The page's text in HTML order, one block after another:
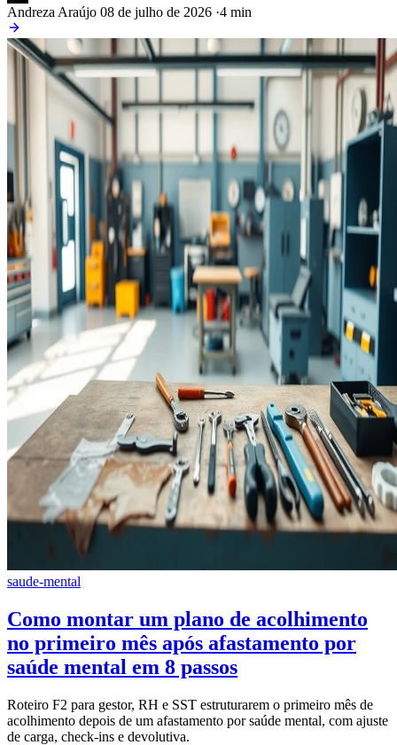
Andreza Araújo 08 de julho de 2026 ·4 min
saude-mental
Como montar um plano de acolhimento
no primeiro mês após afastamento por
saúde mental em 8 passos
Roteiro F2 para gestor, RH e SST estruturarem o primeiro mês de
acolhimento depois de um afastamento por saúde mental, com ajuste
de carga, check-ins e devolutiva.